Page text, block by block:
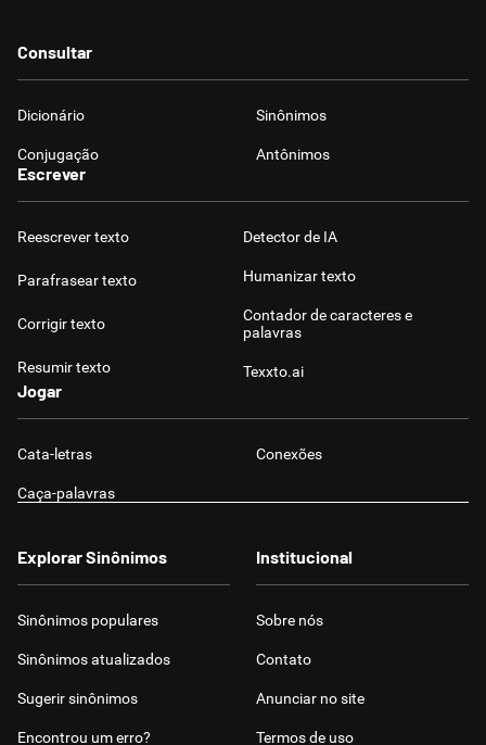
Consultar
Dicionário Sinônimos
Conjugação Antônimos
Escrever
Reescrever texto
Parafrasear texto
Corrigir texto
Resumir texto
Detector de IA
Humanizar texto
Contador de caracteres e
palavras
Texxto.ai
Jogar
Cata-letras Conexões
Caça-palavras
Explorar Sinônimos
Sinônimos populares
Sinônimos atualizados
Sugerir sinônimos
Encontrou um erro?
Institucional
Sobre nós
Contato
Anunciar no site
Termos de uso